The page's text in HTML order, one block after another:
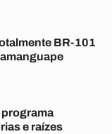
BR-101
e raízes